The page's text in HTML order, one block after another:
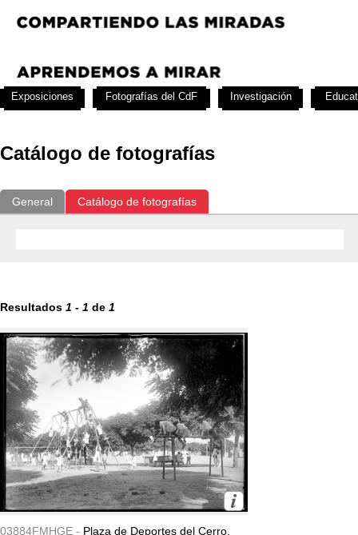
Catálogo de fotografías
General Catálogo de fotografías
Resultados 1 - 1 de 1
03884FMHGE - Plaza de Deportes del Cerro.
Exposiciones Fotografías del CdF Investigación